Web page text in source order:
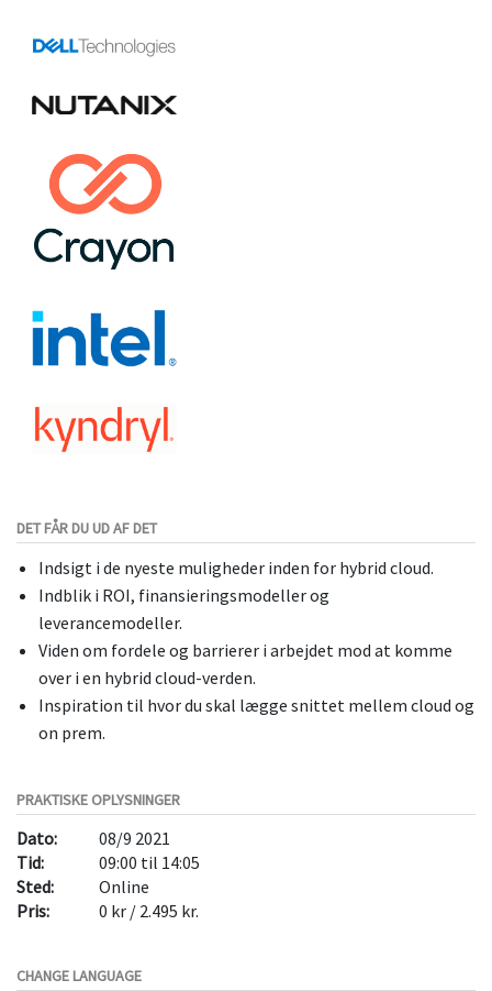
DET FÅR DU UD AF DET
Indsigt i de nyeste muligheder inden for hybrid cloud.
Indblik i ROI, finansieringsmodeller og
leverancemodeller.
Viden om fordele og barrierer i arbejdet mod at komme
over i en hybrid cloud-verden.
Inspiration til hvor du skal lægge snittet mellem cloud og
on prem.
PRAKTISKE OPLYSNINGER
Dato:
08/9 2021
Tid:
09:00 til 14:05
Sted:
Online
Pris:
0 kr / 2.495 kr.
CHANGE LANGUAGE